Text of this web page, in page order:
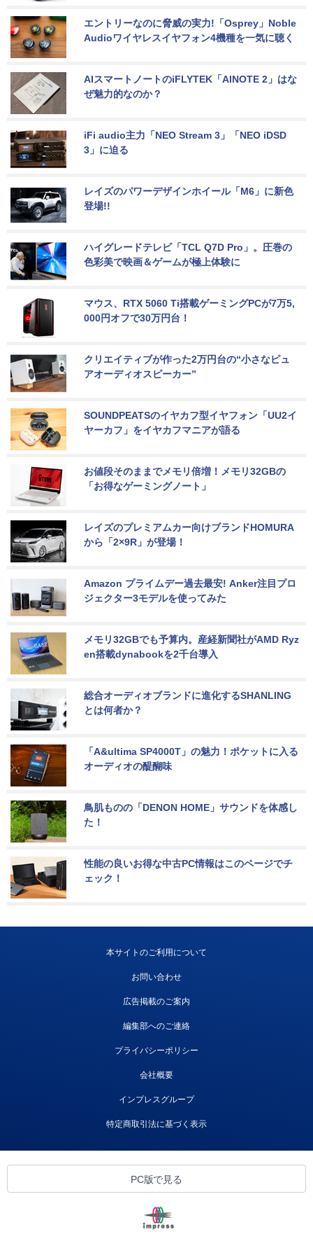
エントリーなのに脅威の実力!「Osprey」Noble
Audioワイヤレスイヤフォン4機種を一気に聴く
AIスマートノートのiFLYTEK「AINOTE 2」はな
ぜ魅力的なのか？
iFi audio主力「NEO Stream 3」「NEO iDSD
3」に迫る
レイズのパワーデザインホイール「M6」に新色
登場!!
ハイグレードテレビ「TCL Q7D Pro」。圧巻の
色彩美で映画＆ゲームが極上体験に
マウス、RTX 5060 Ti搭載ゲーミングPCが7万5,
000円オフで30万円台！
クリエイティブが作った2万円台の“小さなピュ
アオーディオスピーカー”
SOUNDPEATSのイヤカフ型イヤフォン「UU2イ
ヤーカフ」をイヤカフマニアが語る
お値段そのままでメモリ倍増！メモリ32GBの
「お得なゲーミングノート」
レイズのプレミアムカー向けブランドHOMURA
から「2×9R」が登場！
Amazon プライムデー過去最安! Anker注目プロ
ジェクター3モデルを使ってみた
メモリ32GBでも予算内。産経新聞社がAMD Ryz
en搭載dynabookを2千台導入
総合オーディオブランドに進化するSHANLING
とは何者か？
「A&ultima SP4000T」の魅力！ポケットに入る
オーディオの醍醐味
鳥肌ものの「DENON HOME」サウンドを体感し
た！
性能の良いお得な中古PC情報はこのページでチ
ェック！
本サイトのご利用について
お問い合わせ
広告掲載のご案内
編集部へのご連絡
プライバシーポリシー
会社概要
インプレスグループ
特定商取引法に基づく表示
PC版で見る